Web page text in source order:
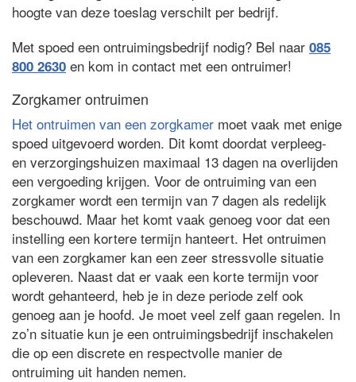
hoogte van deze toeslag verschilt per bedrijf.
Met spoed een ontruimingsbedrijf nodig? Bel naar 085
800 2630 en kom in contact met een ontruimer!
Zorgkamer ontruimen
Het ontruimen van een zorgkamer moet vaak met enige
spoed uitgevoerd worden. Dit komt doordat verpleeg-
en verzorgingshuizen maximaal 13 dagen na overlijden
een vergoeding krijgen. Voor de ontruiming van een
zorgkamer wordt een termijn van 7 dagen als redelijk
beschouwd. Maar het komt vaak genoeg voor dat een
instelling een kortere termijn hanteert. Het ontruimen
van een zorgkamer kan een zeer stressvolle situatie
opleveren. Naast dat er vaak een korte termijn voor
wordt gehanteerd, heb je in deze periode zelf ook
genoeg aan je hoofd. Je moet veel zelf gaan regelen. In
zo’n situatie kun je een ontruimingsbedrijf inschakelen
die op een discrete en respectvolle manier de
ontruiming uit handen nemen.